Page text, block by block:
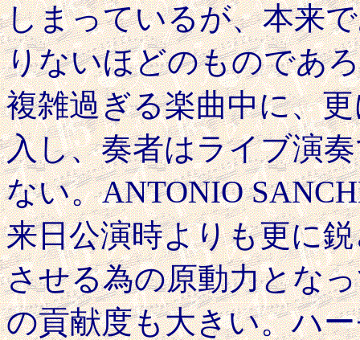
しまっているが、本来
りないほどのものであ
複雑過ぎる楽曲中に、
入し、奏者はライブ演
ない。ANTONIO
来日公演時よりも更に
させる為の原動力とな
の貢献度も大きい。ハ